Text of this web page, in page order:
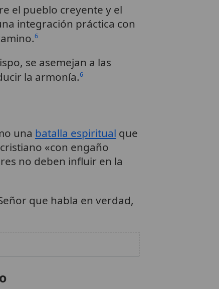
el pueblo creyente y el
integración práctica con
6
se asemejan a las
la armonía.6
una batalla espiritual que
«con engaño
no deben influir en la
que habla en verdad,